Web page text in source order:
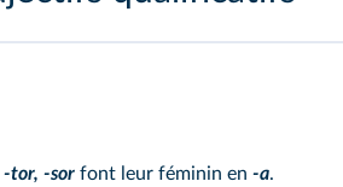
tor, -sor font leur féminin en -a.